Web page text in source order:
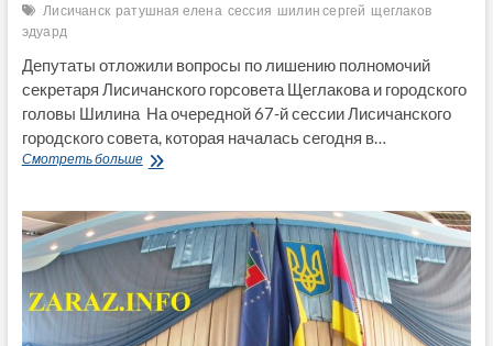
Лисичанск ратушная елена сессия шилин сергей щеглаков
эдуард
Депутаты отложили вопросы по лишению полномочий
секретаря Лисичанского горсовета Щеглакова и городского
головы Шилина На очередной 67-й сессии Лисичанского
городского совета, которая началась сегодня в…
Смотреть большеДепутаты
по
лишению
полномочий
секретаря
Лисичанского
горсовета
Щеглакова